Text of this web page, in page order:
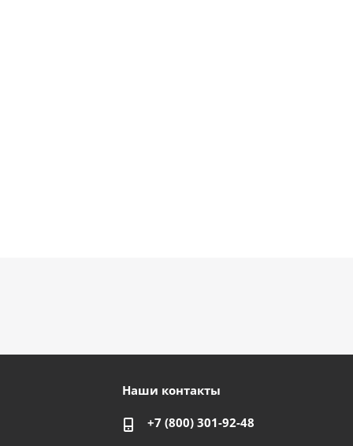
Наши контакты
+7 (800) 301-92-48